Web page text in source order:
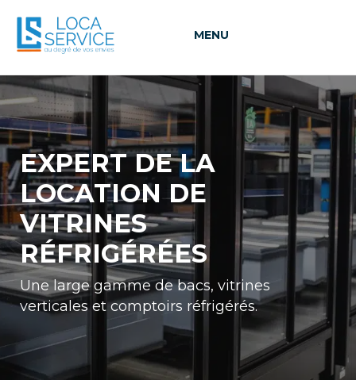
MENU
EXPERT DE LA
LOCATIONDE
VITRINES
RÉFRIGÉRÉES
Une large gamme de bacs, vitrines
verticales et comptoirs réfrigérés.